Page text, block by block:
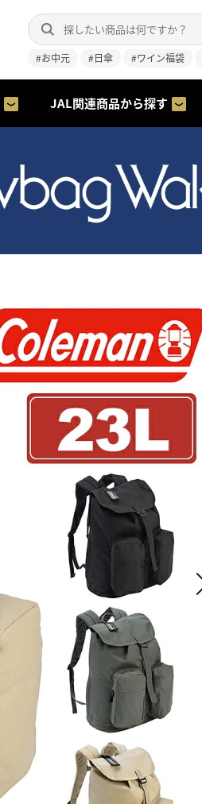
#お中元 #日傘 #ワイン福袋
JAL関連商品から探す